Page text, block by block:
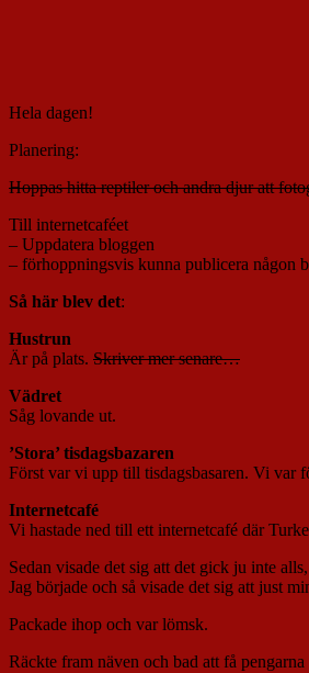
Hela dagen!
Planering:
Hoppas hitta reptiler och andra djur att
Till internetcaféet
– Uppdatera bloggen
– förhoppningsvis kunna publicera någon
Så här blev det:
Hustrun
Är på plats. Skriver mer senare…
Vädret
Såg lovande ut.
’Stora’ tisdagsbazaren
Först var vi upp till tisdagsbasaren. Vi var
Internetcafé
Vi hastade ned till ett internetcafé där
Sedan visade det sig att det gick ju inte
Jag började och så visade det sig att just
Packade ihop och var lömsk.
Räckte fram näven och bad att få